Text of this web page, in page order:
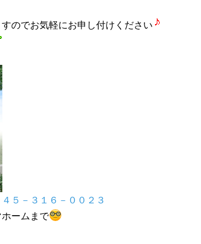
のでお気軽にお申し付けください
４５－３１６－００２３
ームまで